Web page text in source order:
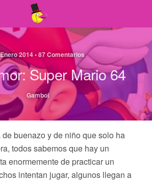
2014 • 87 Comentarios
Super Mario 64
Gamboi
buenazo y de niño que solo ha
todos sabemos que hay un
enormemente de practicar un
intentan jugar, algunos llegan a